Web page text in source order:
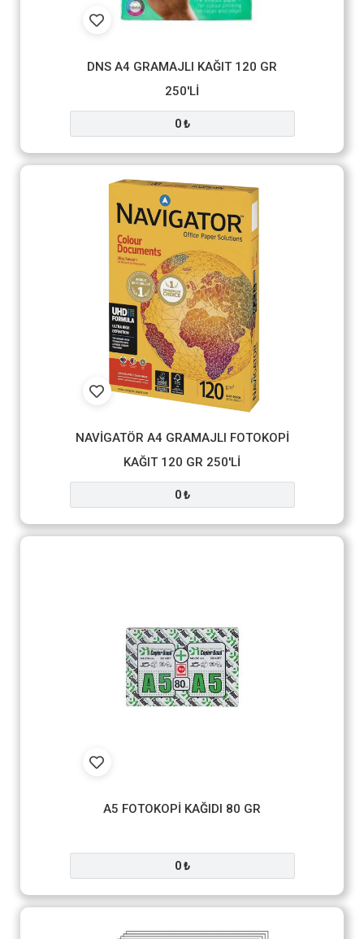
DNS A4 GRAMAJLI KAĞIT 120 GR
250'Lİ
0 ₺
NAVİGATÖR A4 GRAMAJLI FOTOKOPİ
KAĞIT 120 GR 250'Lİ
0 ₺
A5 FOTOKOPİ KAĞIDI 80 GR
0 ₺